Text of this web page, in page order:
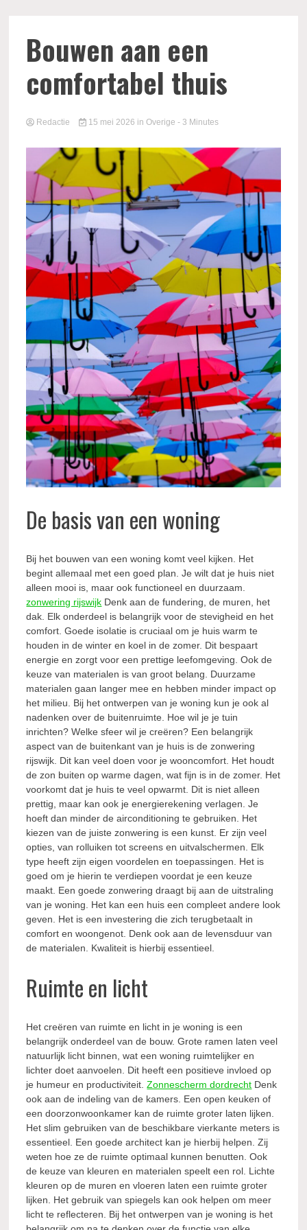
Bouwen aan een
comfortabel thuis
Redactie 15 mei 2026 in Overige - 3 Minutes
De basis van een woning
Bij het bouwen van een woning komt veel kijken. Het
begint allemaal met een goed plan. Je wilt dat je huis niet
alleen mooi is, maar ook functioneel en duurzaam.
zonwering rijswijk Denk aan de fundering, de muren, het
dak. Elk onderdeel is belangrijk voor de stevigheid en het
comfort. Goede isolatie is cruciaal om je huis warm te
houden in de winter en koel in de zomer. Dit bespaart
energie en zorgt voor een prettige leefomgeving. Ook de
keuze van materialen is van groot belang. Duurzame
materialen gaan langer mee en hebben minder impact op
het milieu. Bij het ontwerpen van je woning kun je ook al
nadenken over de buitenruimte. Hoe wil je je tuin
inrichten? Welke sfeer wil je creëren? Een belangrijk
aspect van de buitenkant van je huis is de zonwering
rijswijk. Dit kan veel doen voor je wooncomfort. Het houdt
de zon buiten op warme dagen, wat fijn is in de zomer. Het
voorkomt dat je huis te veel opwarmt. Dit is niet alleen
prettig, maar kan ook je energierekening verlagen. Je
hoeft dan minder de airconditioning te gebruiken. Het
kiezen van de juiste zonwering is een kunst. Er zijn veel
opties, van rolluiken tot screens en uitvalschermen. Elk
type heeft zijn eigen voordelen en toepassingen. Het is
goed om je hierin te verdiepen voordat je een keuze
maakt. Een goede zonwering draagt bij aan de uitstraling
van je woning. Het kan een huis een compleet andere look
geven. Het is een investering die zich terugbetaalt in
comfort en woongenot. Denk ook aan de levensduur van
de materialen. Kwaliteit is hierbij essentieel.
Ruimte en licht
Het creëren van ruimte en licht in je woning is een
belangrijk onderdeel van de bouw. Grote ramen laten veel
natuurlijk licht binnen, wat een woning ruimtelijker en
lichter doet aanvoelen. Dit heeft een positieve invloed op
je humeur en productiviteit.Zonnescherm dordrecht Denk
ook aan de indeling van de kamers. Een open keuken of
een doorzonwoonkamer kan de ruimte groter laten lijken.
Het slim gebruiken van de beschikbare vierkante meters is
essentieel. Een goede architect kan je hierbij helpen. Zij
weten hoe ze de ruimte optimaal kunnen benutten. Ook
de keuze van kleuren en materialen speelt een rol. Lichte
kleuren op de muren en vloeren laten een ruimte groter
lijken. Het gebruik van spiegels kan ook helpen om meer
licht te reflecteren. Bij het ontwerpen van je woning is het